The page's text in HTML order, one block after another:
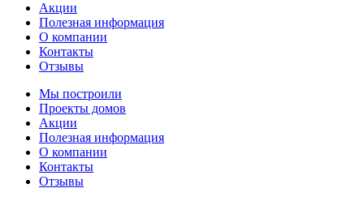
Акции
Полезная информация
О компании
Контакты
Отзывы
Мы построили
Проекты домов
Акции
Полезная информация
О компании
Контакты
Отзывы